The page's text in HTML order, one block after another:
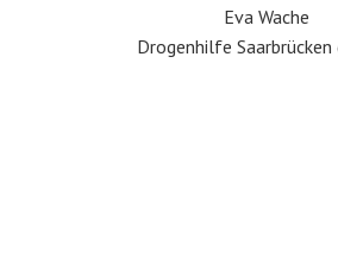
Eva Wache
Drogenhilfe Saarbrücken